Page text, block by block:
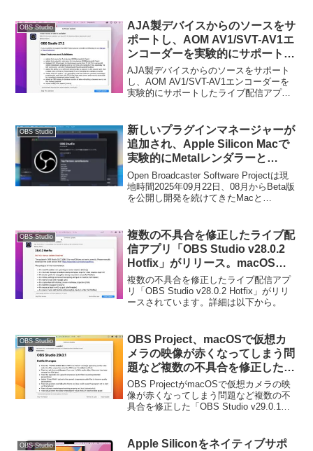
OBS Studio
AJA製デバイスからのソースをサ
ポートし、AOM AV1/SVT-AV1エ
ンコーダーを実験的にサポートし
たライブ配信アプリ「OBS
Studio v27.2」がリリース。
AJA製デバイスからのソースをサポート
し、AOM AV1/SVT-AV1エンコーダーを
実験的にサポートしたライブ配信アプリ
OBS Studio
新しいプラグインマネージャーが
追加され、Apple Silicon Macで
実験的にMetalレンダラーと
Hybrid MOVによるProResをサ
ポートした「OBS Studio
v32.0」がリリース。
Open Broadcaster Software Projectは現
地時間2025年09月22日、08月からBeta版
を公開し開発を続けてきたMacと
Studioの最新バージョンとなる「OBS
Studio 32.0.0」をリリースしています。
OBS Studio
複数の不具合を修正したライブ配
信アプリ「OBS Studio v28.0.2
Hotfix」がリリース。macOS版
ではv28.0以降のアップデーター
が機能しないためマニュアルでの
アップデートが必要。
複数の不具合を修正したライブ配信アプ
リ「OBS Studio v28.0.2 Hotfix」がリリ
ースされています。詳細は以下から。
OBS Studio
OBS Project、macOSで仮想カ
メラの映像が赤くなってしまう問
題など複数の不具合を修正した
「OBS Studio v29.0.1 Hotfix」を
リリース。
OBS ProjectがmacOSで仮想カメラの映
像が赤くなってしまう問題など複数の不
具合を修正した「OBS Studio v29.0.1
OBS Studio
Apple Siliconをネイティブサポ